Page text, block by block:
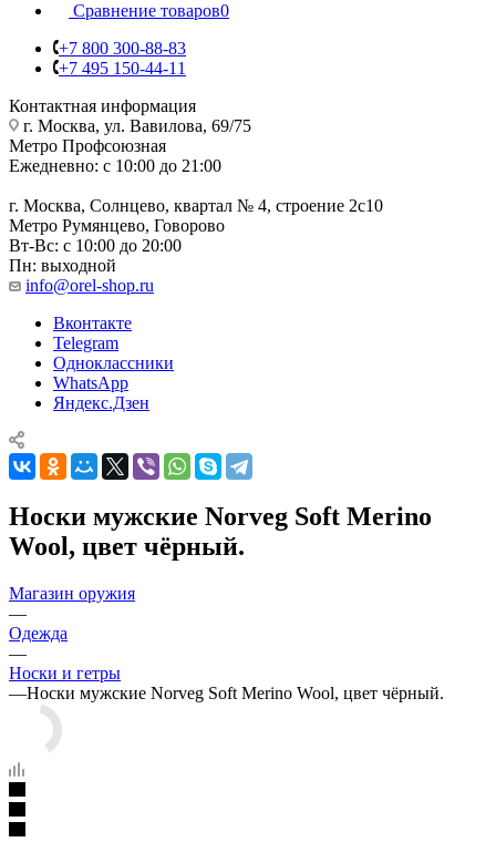
Сравнение товаров0
+7 800 300-88-83
+7 495 150-44-11
Контактная информация
г. Москва, ул. Вавилова, 69/75
Метро Профсоюзная
Ежедневно: с 10:00 до 21:00
г. Москва, Солнцево, квартал № 4, строение 2с10
Метро Румянцево, Говорово
Вт-Вс: с 10:00 до 20:00
Пн: выходной
info@orel-shop.ru
Вконтакте
Telegram
Одноклассники
WhatsApp
Яндекс.Дзен
Носки мужские Norveg Soft Merino
Wool, цвет чёрный.
Магазин оружия
—
Одежда
—
Носки и гетры
—Носки мужские Norveg Soft Merino Wool, цвет чёрный.